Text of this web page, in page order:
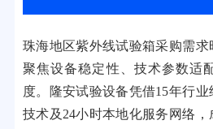
珠海地区紫外线试验箱采购需
聚焦设备稳定性、技术参数适
度。隆安试验设备凭借15年行
技术及24小时本地化服务网络